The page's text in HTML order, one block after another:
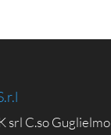
srl C.so Guglielmo